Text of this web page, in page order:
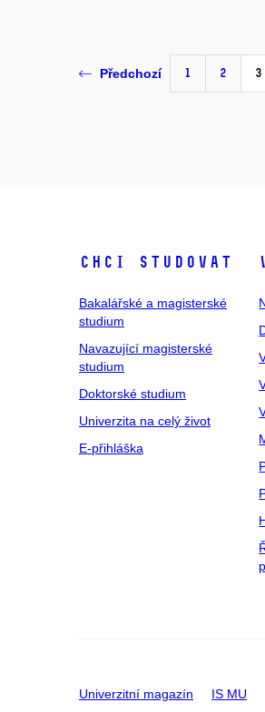
Předchozí 1 2 3
Chci studovat
Bakalářské a magisterské
studium
Navazující magisterské
studium
Doktorské studium
Univerzita na celý život
E-přihláška
Univerzitní magazín IS MU